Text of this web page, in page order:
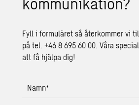
Fyll i formuläret så återkommer vi
på tel. +46 8 695 60 00. Våra
att få hjälpa dig!
Namn*